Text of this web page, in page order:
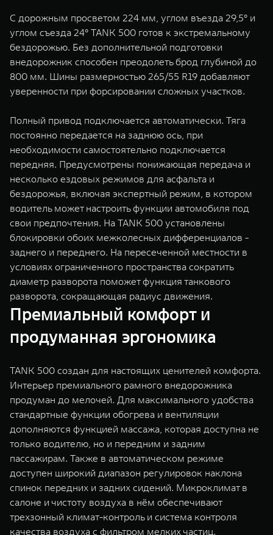
С дорожным просветом 224 мм, углом въезда 29,5° и
углом съезда 24° TANK 500 готов к экстремальному
бездорожью. Без дополнительной подготовки
внедорожник способен преодолеть брод глубиной до
800 мм. Шины размерностью 265/55 R19 добавляют
уверенности при форсировании сложных участков.
Полный привод подключается автоматически. Тяга
постоянно передается на заднюю ось, при
необходимости самостоятельно подключается
передняя. Предусмотрены понижающая передача и
несколько ездовых режимов для асфальта и
бездорожья, включая экспертный режим, в котором
водитель может настроить функции автомобиля под
свои предпочтения. На TANK 500 установлены
блокировки обоих межколесных дифференциалов -
заднего и переднего. На пересеченной местности в
условиях ограниченного пространства сократить
диаметр разворота поможет функция танкового
разворота, сокращающая радиус движения.
Премиальный комфорт и
продуманная эргономика
TANK 500 создан для настоящих ценителей комфорта.
Интерьер премиального рамного внедорожника
продуман до мелочей. Для максимального удобства
стандартные функции обогрева и вентиляции
дополняются функцией массажа, которая доступна не
только водителю, но и передним и задним
пассажирам. Также в автоматическом режиме
доступен широкий диапазон регулировок наклона
спинок передних и задних сидений. Микроклимат в
салоне и чистоту воздуха в нём обеспечивают
трехзонный климат-контроль и система контроля
качества воздуха с фильтром мелких частиц.